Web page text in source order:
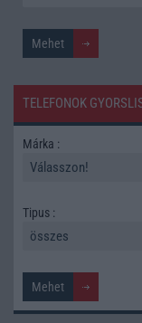
TELEFONOK
Márka :
Tipus :